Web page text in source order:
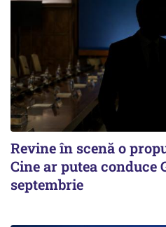
Revine în scenă o
Cine ar putea conduce
septembrie